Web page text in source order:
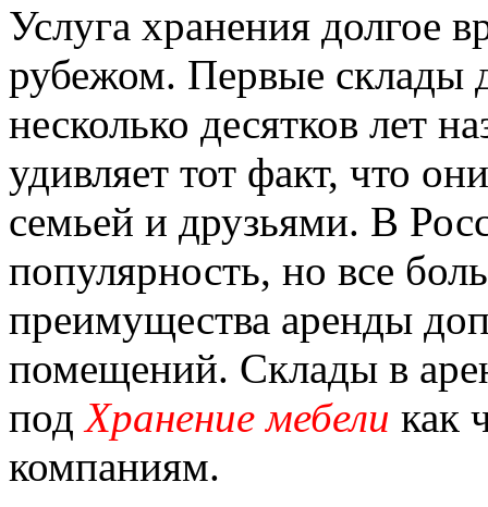
Услуга хранения долгое
рубежом. Первые склады
несколько десятков лет
удивляет тот факт, что
семьей и друзьями. В
популярность, но все
преимущества аренды
помещений. Склады в
подХранение мебели как
компаниям.